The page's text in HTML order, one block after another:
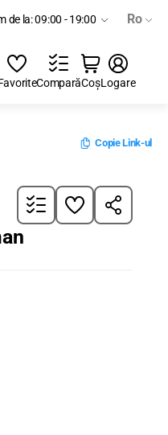
de la: 09:00 - 19:00 Ro
ComparăCoșLogare
Copie Link-ul